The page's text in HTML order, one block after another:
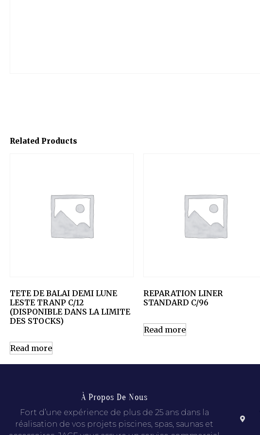
Related Products
TETE DE BALAI DEMI LUNE
LESTE TRANP C/12
(DISPONIBLE DANS LA LIMITE
DES STOCKS)
Read more
REPARATION LINER
STANDARD C/96
Read more
À Propos De Nous
Fort d’une expérience de plus de 25 ans dans la
réalisation de vos projets piscines, spas, saunas et